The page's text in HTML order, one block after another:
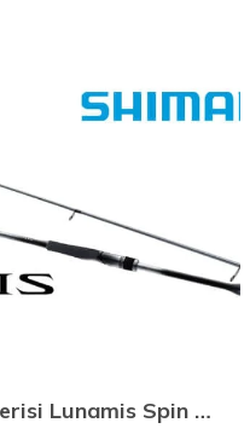
Shimano'dan Yeni 2026 Serisi Lunamis Spin Olta Kamışları